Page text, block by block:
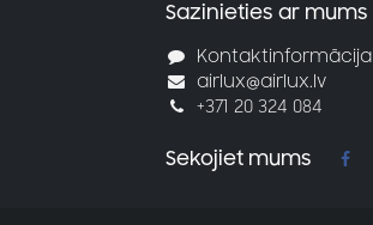
Sazinieties ar mums
Kontaktinformācija
airlux@airlux.lv
+371 20 324 084
Sekojiet mums